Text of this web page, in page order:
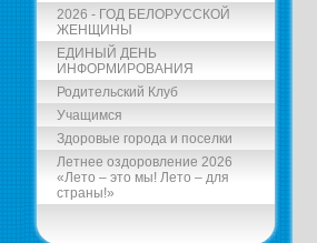
2026 - ГОД БЕЛОРУССКОЙ
ЖЕНЩИНЫ
ЕДИНЫЙ ДЕНЬ
ИНФОРМИРОВАНИЯ
Родительский Клуб
Учащимся
Здоровые города и поселки
Летнее оздоровление 2026
«Лето – это мы! Лето – для
страны!»